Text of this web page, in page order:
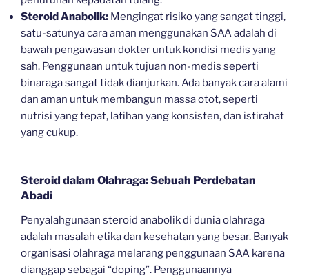
Steroid Anabolik: Mengingat risiko yang sangat tinggi,
satu-satunya cara aman menggunakan SAA adalah di
bawah pengawasan dokter untuk kondisi medis yang
sah. Penggunaan untuk tujuan non-medis seperti
binaraga sangat tidak dianjurkan. Ada banyak cara alami
dan aman untuk membangun massa otot, seperti
nutrisi yang tepat, latihan yang konsisten, dan istirahat
yang cukup.
Steroid dalam Olahraga: Sebuah Perdebatan
Abadi
Penyalahgunaan steroid anabolik di dunia olahraga
adalah masalah etika dan kesehatan yang besar. Banyak
organisasi olahraga melarang penggunaan SAA karena
dianggap sebagai “doping”. Penggunaannya